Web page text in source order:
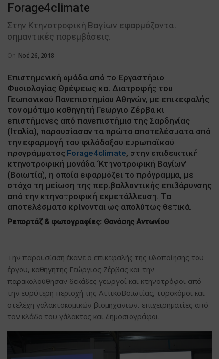
Forage4climate
Στην Κτηνοτροφική Βαγίων εφαρμόζονται
σημαντικές παρεμβάσεις.
On Νοέ 26, 2018
Επιστημονική ομάδα από το Εργαστήριο
Φυσιολογίας Θρέψεως και Διατροφής του
Γεωπονικού Πανεπιστημίου Αθηνών, με επικεφαλής
τον ομότιμο καθηγητή Γεώργιο Ζέρβα κι
επιστήμονες από πανεπιστήμια της Σαρδηνίας
(Ιταλία), παρουσίασαν τα πρώτα αποτελέσματα από
την εφαρμογή του φιλόδοξου ευρωπαϊκού
προγράμματος Forage4climate, στην επιδεικτική
κτηνοτροφική μονάδα ‘Κτηνοτροφική Βαγίων’
(Βοιωτία), η οποία εφαρμόζει το πρόγραμμα, με
στόχο τη μείωση της περιβαλλοντικής επιβάρυνσης
από την κτηνοτροφική εκμετάλλευση. Τα
αποτελέσματα κρίνονται ως απολύτως θετικά.
Ρεπορτάζ & φωτογραφίες: Θανάσης Αντωνίου
Την παρουσίαση έκανε ο επικεφαλής της υλοποίησης του
έργου, καθηγητής Γεώργιος Ζέρβας και την
παρακολούθησαν δεκάδες γεωργοί και κτηνοτρόφοι από
την ευρύτερη περιοχή της ΑττικοΒοιωτίας, τυροκόμοι και
στελέχη γαλακτοκομικών βιομηχανιών, επιχειρηματίες από
τον κλάδο του γάλακτος και δημοσιογράφοι.